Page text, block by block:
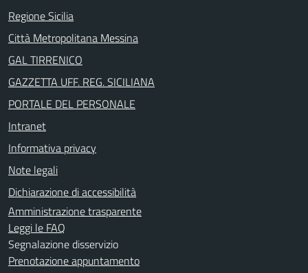
Regione Sicilia
Città Metropolitana Messina
GAL TIRRENICO
GAZZETTA UFF. REG. SICILIANA
PORTALE DEL PERSONALE
Intranet
Informativa privacy
Note legali
Dichiarazione di accessibilità
Amministrazione trasparente
Leggi le FAQ
Segnalazione disservizio
Prenotazione appuntamento